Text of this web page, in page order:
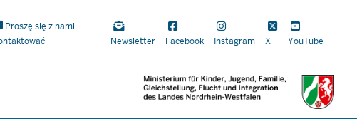
Proszę się z nami
Newsletter Facebook Instagram X YouTube